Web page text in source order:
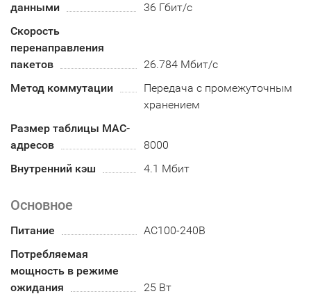
данными
36 Гбит/с
Скорость
перенаправления
пакетов
26.784 Мбит/с
Метод коммутации
Передача с промежуточным
хранением
Размер таблицы MAC-
адресов
8000
Внутренний кэш
4.1 Мбит
Основное
Питание
AC100-240B
Потребляемая
мощность в режиме
ожидания
25 Вт